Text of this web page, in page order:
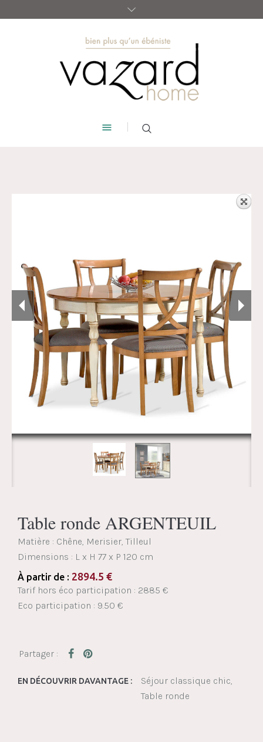
Table ronde ARGENTEUIL
Matière : Chêne, Merisier, Tilleul
Dimensions : L x H 77 x P 120 cm
À partir de : 2894.5 €
Tarif hors éco participation : 2885 €
Eco participation : 9.50 €
EN DÉCOUVRIR DAVANTAGE :
Séjour classique chic
Table ronde